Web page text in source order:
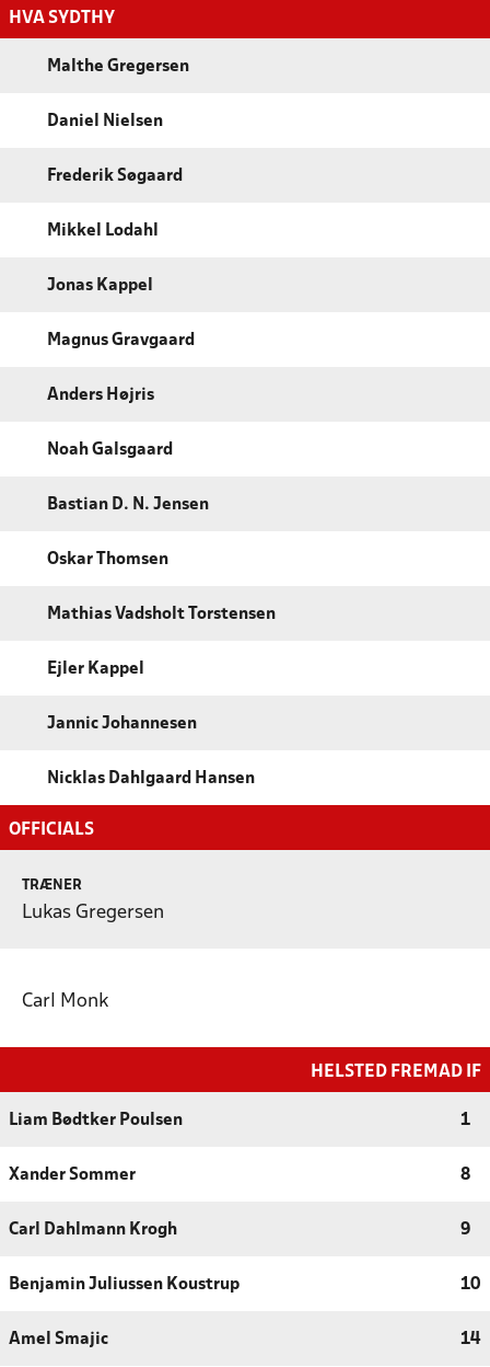
HVA SYDTHY
Malthe Gregersen
Daniel Nielsen
Frederik Søgaard
Mikkel Lodahl
Jonas Kappel
Magnus Gravgaard
Anders Højris
Noah Galsgaard
Bastian D. N. Jensen
Oskar Thomsen
Mathias Vadsholt Torstensen
Ejler Kappel
Jannic Johannesen
Nicklas Dahlgaard Hansen
OFFICIALS
TRÆNER
Lukas Gregersen
Carl Monk
HELSTED FREMAD IF
Liam Bødtker Poulsen 1
Xander Sommer 8
Carl Dahlmann Krogh 9
Benjamin Juliussen Koustrup 10
Amel Smajic 14